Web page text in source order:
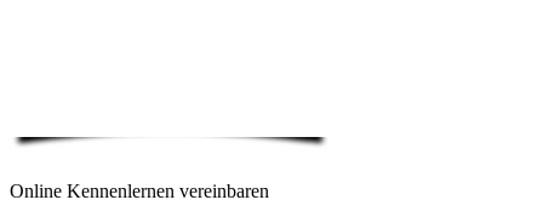
Online Kennenlernen vereinbaren